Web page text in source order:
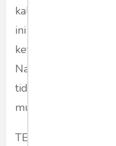
kalangan pelajar
ini sempat
ketentuan pasal 81
Nasional
tidak memasukkan
muatan wajib.
TEFLIN memprotes